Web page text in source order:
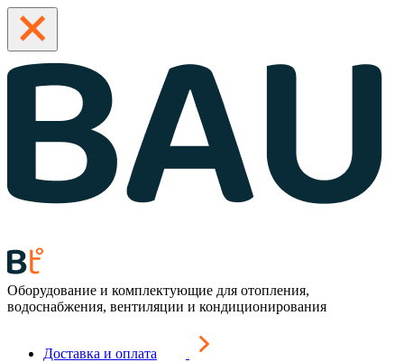
Оборудование и комплектующие для отопления,
водоснабжения, вентиляции и кондиционирования
Доставка и оплата